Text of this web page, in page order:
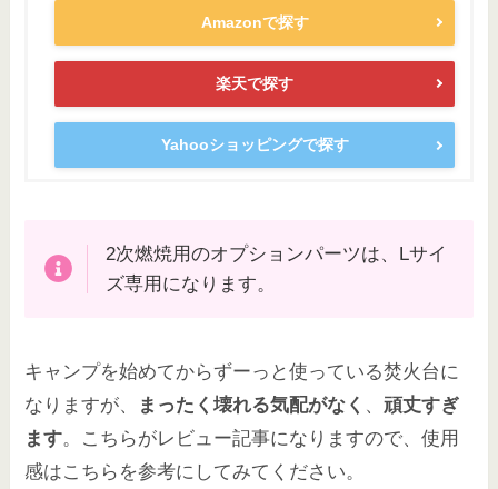
Amazonで探す
楽天で探す
Yahooショッピングで探す
2次燃焼用のオプションパーツは、Lサイ
ズ専用になります。
キャンプを始めてからずーっと使っている焚火台に
なりますが、
まったく壊れる気配がなく 、頑丈すぎ
ます。こちらがレビュー記事になりますので、使用
感はこちらを参考にしてみてください。